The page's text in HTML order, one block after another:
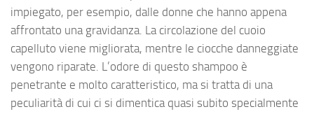
impiegato, per esempio, dalle donne che hanno appena
affrontato una gravidanza. La circolazione del cuoio
capelluto viene migliorata, mentre le ciocche danneggiate
vengono riparate. L’odore di questo shampoo è
penetrante e molto caratteristico, ma si tratta di una
peculiarità di cui ci si dimentica quasi subito specialmente